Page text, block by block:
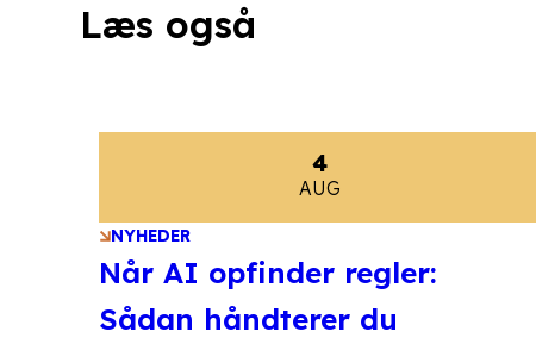
Læs også
4
AUG
NYHEDER
Når AI opfinder regler:
Sådan håndterer du